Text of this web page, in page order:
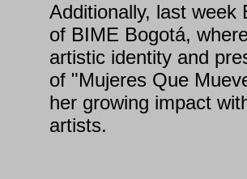
Additionally, last week
of BIME Bogotá,
artistic identity and
of "Mujeres Que
her growing impact
artists.